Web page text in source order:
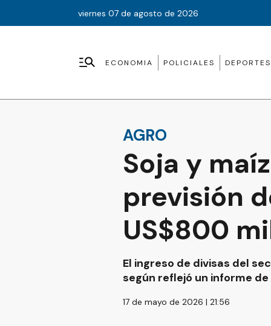
viernes 07 de agosto de 2026
ECONOMIA POLICIALES DEPORTES
AGRO
Soja y
previsión
US$800
El ingreso de divisas del
según reflejó un informe
17 de mayo de 2026 | 21:56